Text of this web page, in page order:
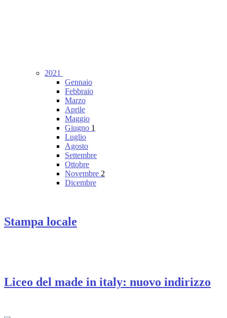
2021
Gennaio
Febbraio
Marzo
Aprile
Maggio
Giugno 1
Luglio
Agosto
Settembre
Ottobre
Novembre 2
Dicembre
Stampa locale
Liceo del made in italy: nuovo indirizzo